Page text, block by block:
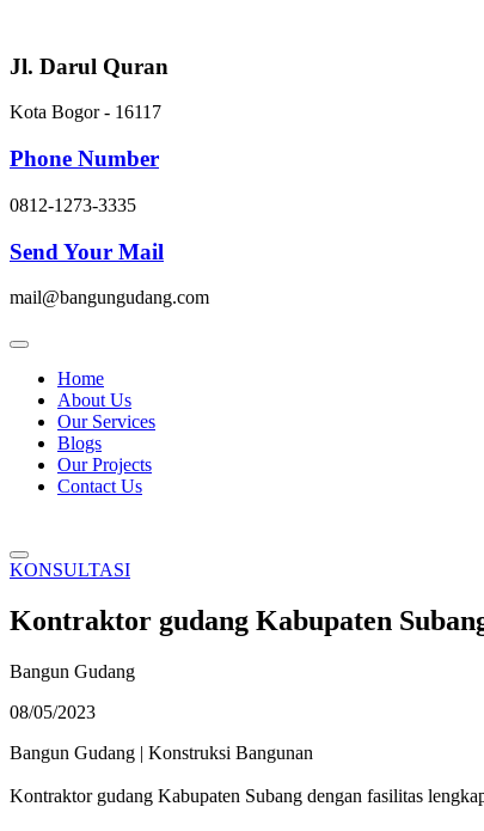
content
Jl. Darul Quran
Kota Bogor - 16117
Phone Number
0812-1273-3335
Send Your Mail
mail@bangungudang.com
Home
About Us
Our Services
Blogs
Our Projects
Contact Us
KONSULTASI
Kontraktor gudang Kabupaten
Bangun Gudang
08/05/2023
Bangun Gudang | Konstruksi Bangunan
Kontraktor gudang Kabupaten Subang dengan fasilitas